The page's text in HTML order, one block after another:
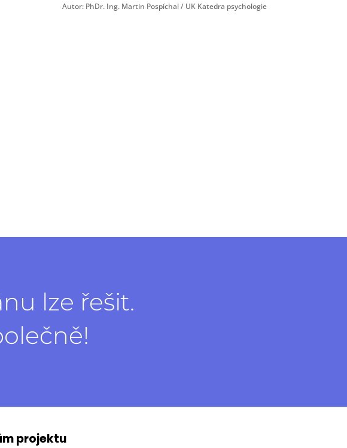
Autor: PhDr. Ing. Martin Pospíchal / UK Katedra psychologie
lze řešit.
projektu